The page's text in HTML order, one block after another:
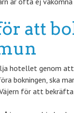
att
hotellet genom att
bokningen, ska
för att